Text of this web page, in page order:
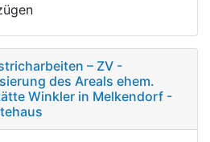
– ZV -
des Areals ehem.
Winkler in Melkendorf -